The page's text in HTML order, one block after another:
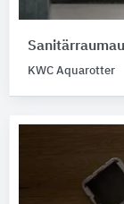
KWC Aquarotter